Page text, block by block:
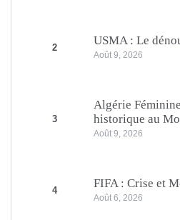
2
USMA : Le
Août 9, 2026
3
Algérie
historique au
Août 9, 2026
4
FIFA : Crise et
Août 6, 2026